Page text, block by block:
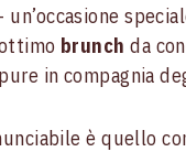
un’occasione
brunch da
in compagnia
è quello